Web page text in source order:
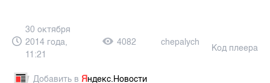
30 октября
2014 года,
11:21
4082 chepalych
Код плеера
Добавить в Яндекс.Новости